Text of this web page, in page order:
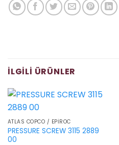
İLGILI ÜRÜNLER
ATLAS COPCO / EPIROC
PRESSURE SCREW 3115 2889
00